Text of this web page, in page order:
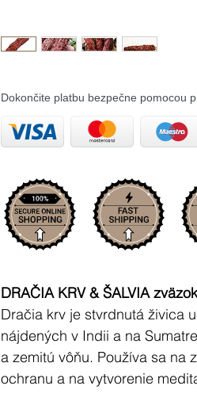
Dokončite platbu bezpečne pomocou
DRAČIA KRV & ŠALVIA
Dračia krv je stvrdnutá živica
nájdených v Indii a na
a zemitú vôňu. Používa sa na
ochranu a na vytvorenie